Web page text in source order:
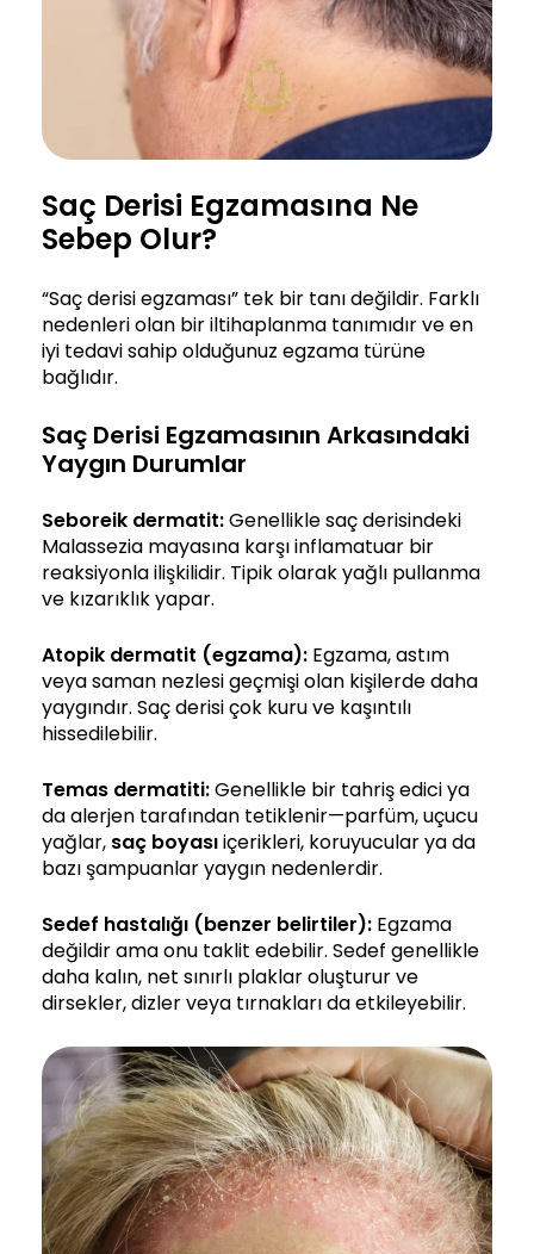
Saç Derisi Egzamasına Ne
Sebep Olur?
“Saç derisi egzaması” tek bir tanı değildir. Farklı
nedenleri olan bir iltihaplanma tanımıdır ve en
iyi tedavi sahip olduğunuz egzama türüne
bağlıdır.
Saç Derisi Egzamasının Arkasındaki
Yaygın Durumlar
Seboreik dermatit:Genellikle saç derisindeki
Malassezia mayasına karşı inflamatuar bir
reaksiyonla ilişkilidir. Tipik olarak yağlı pullanma
ve kızarıklık yapar.
Atopik dermatit (egzama): Egzama, astım
veya saman nezlesi geçmişi olan kişilerde daha
yaygındır. Saç derisi çok kuru ve kaşıntılı
hissedilebilir.
Temas dermatiti:Genellikle bir tahriş edici ya
da alerjen tarafından tetiklenir—parfüm, uçucu
yağlar, saç boyasıiçerikleri, koruyucular ya da
bazı şampuanlar yaygın nedenlerdir.
Sedef hastalığı (benzer belirtiler): Egzama
değildir ama onu taklit edebilir. Sedef genellikle
daha kalın, net sınırlı plaklar oluşturur ve
dirsekler, dizler veya tırnakları da etkileyebilir.